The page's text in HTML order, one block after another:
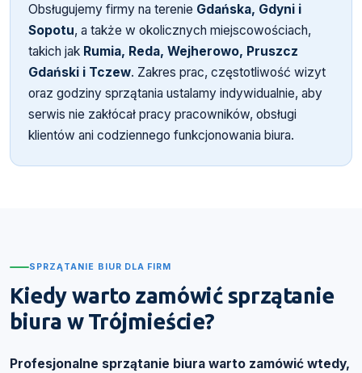
Obsługujemy firmy na terenie Gdańska, Gdyni i
Sopotu, a także w okolicznych miejscowościach,
takich jak Rumia, Reda, Wejherowo, Pruszcz
Gdański i Tczew. Zakres prac, częstotliwość wizyt
oraz godziny sprzątania ustalamy indywidualnie, aby
serwis nie zakłócał pracy pracowników, obsługi
klientów ani codziennego funkcjonowania biura.
SPRZĄTANIE BIUR DLA FIRM
Kiedy warto zamówić sprzątanie
biura w Trójmieście?
Profesjonalne sprzątanie biura warto zamówić wtedy,